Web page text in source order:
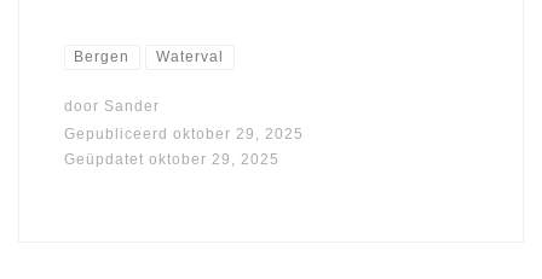
Bergen Waterval
door Sander
Gepubliceerd oktober 29, 2025
Geüpdatet oktober 29, 2025